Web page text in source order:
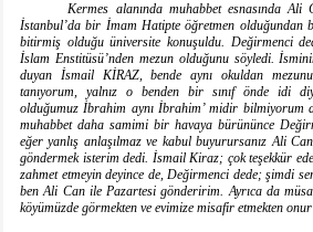
Kermes alanında muhabbet esnasında Ali
İstanbul’da bir İmam Hatipte öğretmen olduğundan
bitirmiş olduğu üniversite konuşuldu. Değirmenci
İslam Enstitüsü’nden mezun olduğunu söyledi.
duyan İsmail KİRAZ, bende aynı okuldan
tanıyorum, yalnız o benden bir sınıf önde idi
olduğumuz İbrahim aynı İbrahim’ midir bilmiyorum
muhabbet daha samimi bir havaya bürününce
eğer yanlış anlaşılmaz ve kabul buyurursanız Ali
göndermek isterim dedi. İsmail Kiraz; çok teşekkür
zahmet etmeyin deyince de, Değirmenci dede; şimdi
ben Ali Can ile Pazartesi gönderirim. Ayrıca da
köyümüzde görmekten ve evimize misafir etmekten